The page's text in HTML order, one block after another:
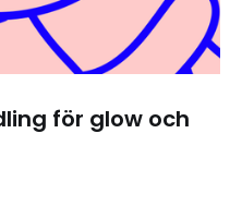
för glow och